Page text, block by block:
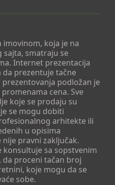
imovinom, koja je na
sajta, smatraju se
Internet prezentacija
da prezentuje tačne
podložan je
cena. Sve
koje se prodaju su
se mogu dobiti
arhitekte ili
u opisima
pravni zaključak.
konsultuje sa sopstvenim
proceni tačan broj
koje mogu da se
sobe.